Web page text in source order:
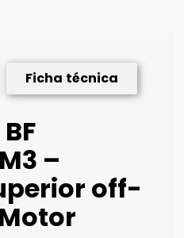
Ficha técnica
–
off-